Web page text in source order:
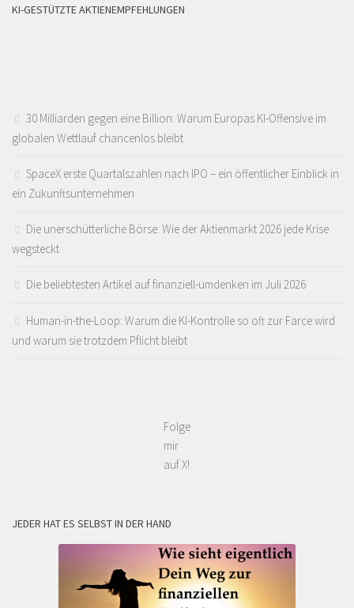
KI-GESTÜTZTE AKTIENEMPFEHLUNGEN
30 Milliarden gegen eine Billion: Warum Europas KI-Offensive im
globalen Wettlauf chancenlos bleibt
SpaceX erste Quartalszahlen nach IPO – ein öffentlicher Einblick in
ein Zukunftsunternehmen
Die unerschütterliche Börse: Wie der Aktienmarkt 2026 jede Krise
wegsteckt
Die beliebtesten Artikel auf finanziell-umdenken im Juli 2026
Human-in-the-Loop: Warum die KI-Kontrolle so oft zur Farce wird
und warum sie trotzdem Pflicht bleibt
Folge
mir
auf X!
JEDER HAT ES SELBST IN DER HAND